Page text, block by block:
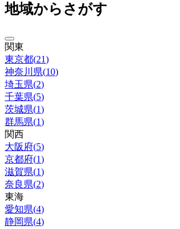
地域からさがす
関東
東京都(21)
神奈川県(10)
埼玉県(2)
千葉県(5)
茨城県(1)
群馬県(1)
関西
大阪府(5)
京都府(1)
滋賀県(1)
奈良県(2)
東海
愛知県(4)
静岡県(4)